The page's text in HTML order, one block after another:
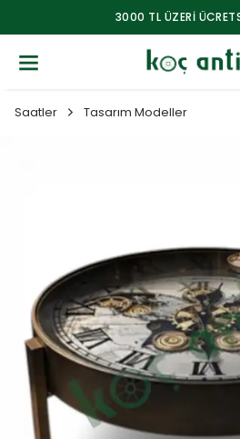
3000 TL ÜZERİ
Saatler Tasarım Modeller